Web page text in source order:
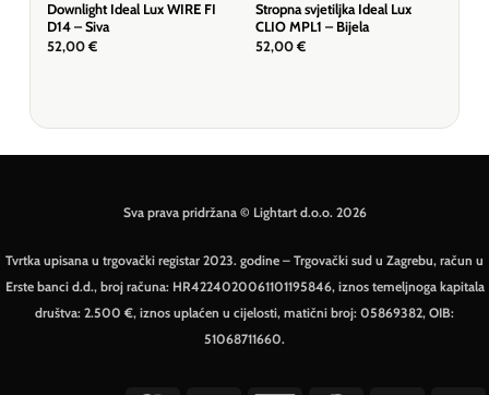
Downlight Ideal Lux WIRE FI
D14 – Siva
52,00 €
Stropna svjetiljka Ideal Lux
CLIO MPL1 – Bijela
52,00 €
Sva prava pridržana © Lightart d.o.o. 2026
Tvrtka upisana u trgovački registar 2023. godine – Trgovački sud u Zagrebu, račun u
Erste banci d.d., broj računa: HR4224020061101195846, iznos temeljnoga kapitala
društva: 2.500 €, iznos uplaćen u cijelosti, matični broj: 05869382, OIB:
51068711660.